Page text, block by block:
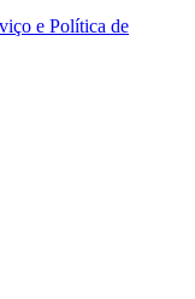
e Política de